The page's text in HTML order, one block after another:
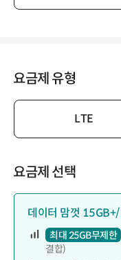
요금제 유형
LTE
요금제 선택
데이터 맘껏
최대 25GB무제한
결합)